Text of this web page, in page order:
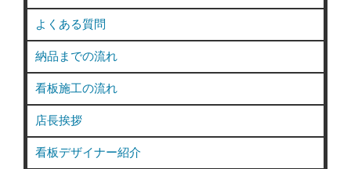
よくある質問
納品までの流れ
看板施工の流れ
店長挨拶
看板デザイナー紹介